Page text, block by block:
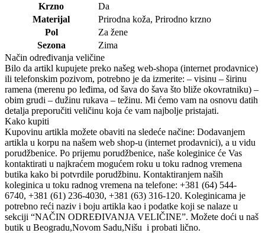
Krzno
Da
Materijal
Prirodna koža, Prirodno krzno
Pol
Za žene
Sezona
Zima
Način određivanja veličine
Bilo da artikl kupujete preko našeg web-shopa (internet prodavnice)
ili telefonskim pozivom, potrebno je da izmerite: – visinu – širinu
ramena (merenu po leđima, od šava do šava što bliže okovratniku) –
obim grudi – dužinu rukava – težinu. Mi ćemo vam na osnovu datih
detalja preporučiti veličinu koja će vam najbolje pristajati.
Kako kupiti
Kupovinu artikla možete obaviti na sledeće načine: Dodavanjem
artikla u korpu na našem web shop-u (internet prodavnici), a u vidu
porudžbenice. Po prijemu porudžbenice, naše koleginice će Vas
kontaktirati u najkraćem mogućem roku u toku radnog vremena
butika kako bi potvrdile porudžbinu. Kontaktiranjem naših
koleginica u toku radnog vremena na telefone: +381 (64) 544-
6740, +381 (61) 236-4030, +381 (63) 316-120. Koleginicama je
potrebno reći naziv i boju artikla kao i podatke koji se nalaze u
sekciji “NAČIN ODREĐIVANJA VELIČINE”. Možete doći u naš
butik u Beogradu,Novom Sadu,Nišu i probati lično.